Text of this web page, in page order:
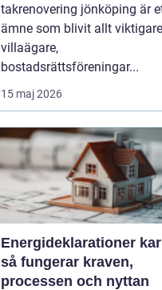
takrenovering jönköping är
ämne som blivit allt
villaägare,
bostadsrättsföreningar...
15 maj 2026
Energideklarationer
så fungerar kraven,
processen och nyttan